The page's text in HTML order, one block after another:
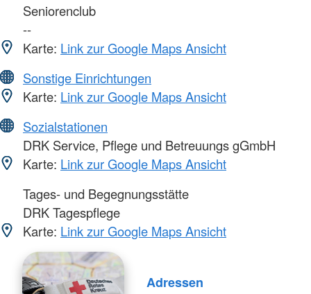
Seniorenclub
--
Karte: Link zur Google Maps Ansicht
Sonstige Einrichtungen
Karte: Link zur Google Maps Ansicht
Sozialstationen
DRK Service, Pflege und Betreuungs gGmbH
Karte: Link zur Google Maps Ansicht
Tages- und Begegnungsstätte
DRK Tagespflege
Karte: Link zur Google Maps Ansicht
Adressen